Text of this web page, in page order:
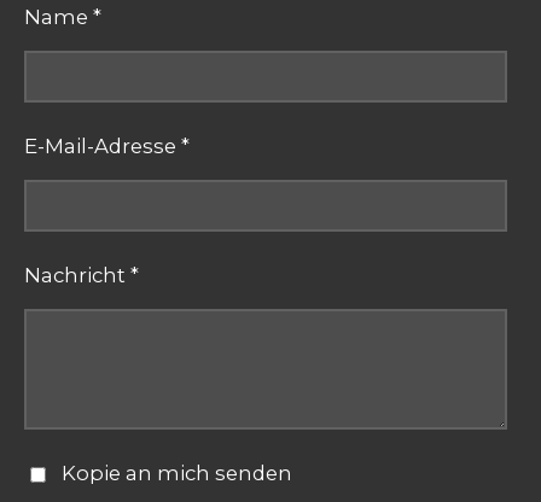
Name *
E-Mail-Adresse *
Nachricht *
Kopie an mich senden